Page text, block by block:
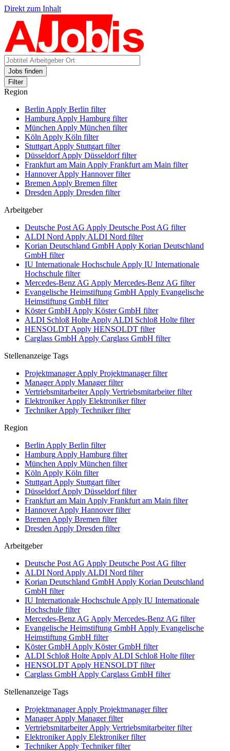
Direkt zum Inhalt
Jobs finden
Filter
Region
Berlin Apply Berlin filter
Hamburg Apply Hamburg filter
München Apply München filter
Köln Apply Köln filter
Stuttgart Apply Stuttgart filter
DüsseldorfApply Düsseldorf filter
Frankfurt am Main Apply Frankfurt am Main filter
HannoverApply Hannover filter
Bremen Apply Bremen filter
Dresden Apply Dresden filter
Arbeitgeber
Deutsche Post AG Apply Deutsche Post AG filter
ALDI Nord Apply ALDI Nord filter
Korian Deutschland GmbH Apply Korian Deutschland
GmbH filter
IU Internationale Hochschule Apply IU Internationale
Hochschule filter
Mercedes-Benz AG Apply Mercedes-Benz AG filter
Evangelische Heimstiftung GmbH Apply Evangelische
Heimstiftung GmbH filter
Köster GmbH Apply Köster GmbH filter
ALDI Schloß Holte Apply ALDI Schloß Holte filter
HENSOLDT Apply HENSOLDT filter
Carglass GmbH Apply Carglass GmbH filter
Stellenanzeige Tags
ProjektmanagerApply Projektmanager filter
ManagerApply Manager filter
VertriebsmitarbeiterApply Vertriebsmitarbeiter filter
ElektronikerApply Elektroniker filter
TechnikerApply Techniker filter
Region
Berlin Apply Berlin filter
Hamburg Apply Hamburg filter
München Apply München filter
Köln Apply Köln filter
Stuttgart Apply Stuttgart filter
DüsseldorfApply Düsseldorf filter
Frankfurt am Main Apply Frankfurt am Main filter
HannoverApply Hannover filter
Bremen Apply Bremen filter
Dresden Apply Dresden filter
Arbeitgeber
Deutsche Post AG Apply Deutsche Post AG filter
ALDI Nord Apply ALDI Nord filter
Korian Deutschland GmbH Apply Korian Deutschland
GmbH filter
IU Internationale Hochschule Apply IU Internationale
Hochschule filter
Mercedes-Benz AG Apply Mercedes-Benz AG filter
Evangelische Heimstiftung GmbH Apply Evangelische
Heimstiftung GmbH filter
Köster GmbH Apply Köster GmbH filter
ALDI Schloß Holte Apply ALDI Schloß Holte filter
HENSOLDT Apply HENSOLDT filter
Carglass GmbH Apply Carglass GmbH filter
Stellenanzeige Tags
ProjektmanagerApply Projektmanager filter
ManagerApply Manager filter
VertriebsmitarbeiterApply Vertriebsmitarbeiter filter
ElektronikerApply Elektroniker filter
TechnikerApply Techniker filter